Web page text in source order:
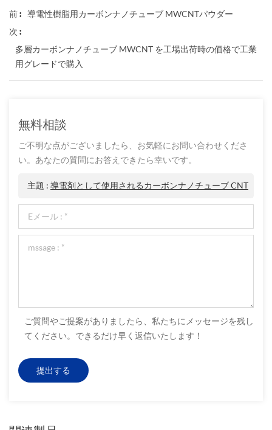
前 : 導電性樹脂用カーボンナノチューブ MWCNTパウダー
次 :
多層カーボンナノチューブ MWCNT を工場出荷時の価格で工業
用グレードで購入
無料相談
ご不明な点がございましたら、お気軽にお問い合わせくださ
い。あなたの質問にお答えできたら幸いです。
主題 : 導電剤として使用されるカーボンナノチューブ CNT
ご質問やご提案がありましたら、私たちにメッセージを残し
てください。できるだけ早く返信いたします！